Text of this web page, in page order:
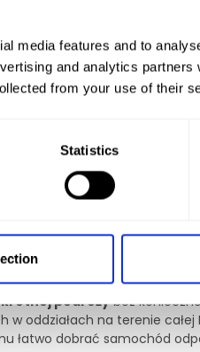
media features and to
and analytics partners
from your use of their
Statistics
dokładnego
miejsca, niż wygląda na
uwzględniać nie tylko
komfortu podczas
dla wszystkich pasażerów.
jazdy własnym autem
decyduje się na wynajem
wśród kierowców
podczas
podróżybez
w oddziałach na terenie
łatwo dobrać samochód